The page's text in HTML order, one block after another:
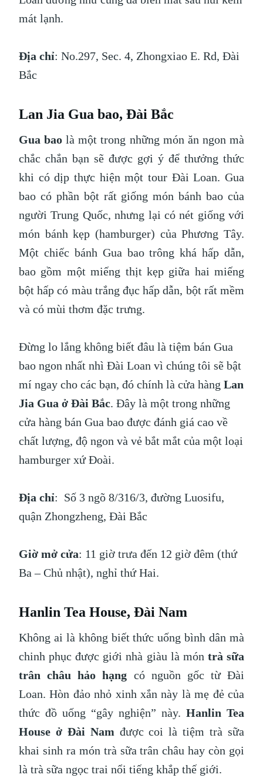
mát lạnh.
Địa chỉ: No.297, Sec. 4, Zhongxiao E. Rd, Đài
Bắc
Lan Jia Gua bao, Đài Bắc
Gua bao là một trong những món ăn ngon mà
chắc chắn bạn sẽ được gợi ý để thưởng thức
khi có dịp thực hiện một tour Đài Loan. Gua
bao có phần bột rất giống món bánh bao của
người Trung Quốc, nhưng lại có nét giống với
món bánh kẹp (hamburger) của Phương Tây.
Một chiếc bánh Gua bao trông khá hấp dẫn,
bao gồm một miếng thịt kẹp giữa hai miếng
bột hấp có màu trắng đục hấp dẫn, bột rất mềm
và có mùi thơm đặc trưng.
Đừng lo lắng không biết đâu là tiệm bán Gua
bao ngon nhất nhì Đài Loan vì chúng tôi sẽ bật
mí ngay cho các bạn, đó chính là cửa hàng Lan
Jia Gua ở Đài Bắc. Đây là một trong những
cửa hàng bán Gua bao được đánh giá cao về
chất lượng, độ ngon và vẻ bắt mắt của một loại
hamburger xứ Đoài.
Địa chỉ: Số 3 ngõ 8/316/3, đường Luosifu,
quận Zhongzheng, Đài Bắc
Giờ mở cửa: 11 giờ trưa đến 12 giờ đêm (thứ
Ba – Chủ nhật), nghỉ thứ Hai.
Hanlin Tea House, Đài Nam
Không ai là không biết thức uống bình dân mà
chinh phục được giới nhà giàu là món trà sữa
trân châu hảo hạng có nguồn gốc từ Đài
Loan. Hòn đảo nhỏ xinh xắn này là mẹ đẻ của
thức đồ uống “gây nghiện” này. Hanlin Tea
House ở Đài Nam được coi là tiệm trà sữa
khai sinh ra món trà sữa trân châu hay còn gọi
là trà sữa ngọc trai nổi tiếng khắp thế giới.